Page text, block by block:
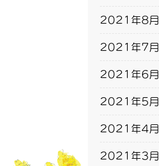
2021年8月
2021年7月
2021年6月
2021年5月
2021年4月
2021年3月